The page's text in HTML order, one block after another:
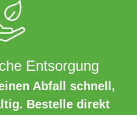
Entsorgung
Abfall schnell,
Bestelle direkt